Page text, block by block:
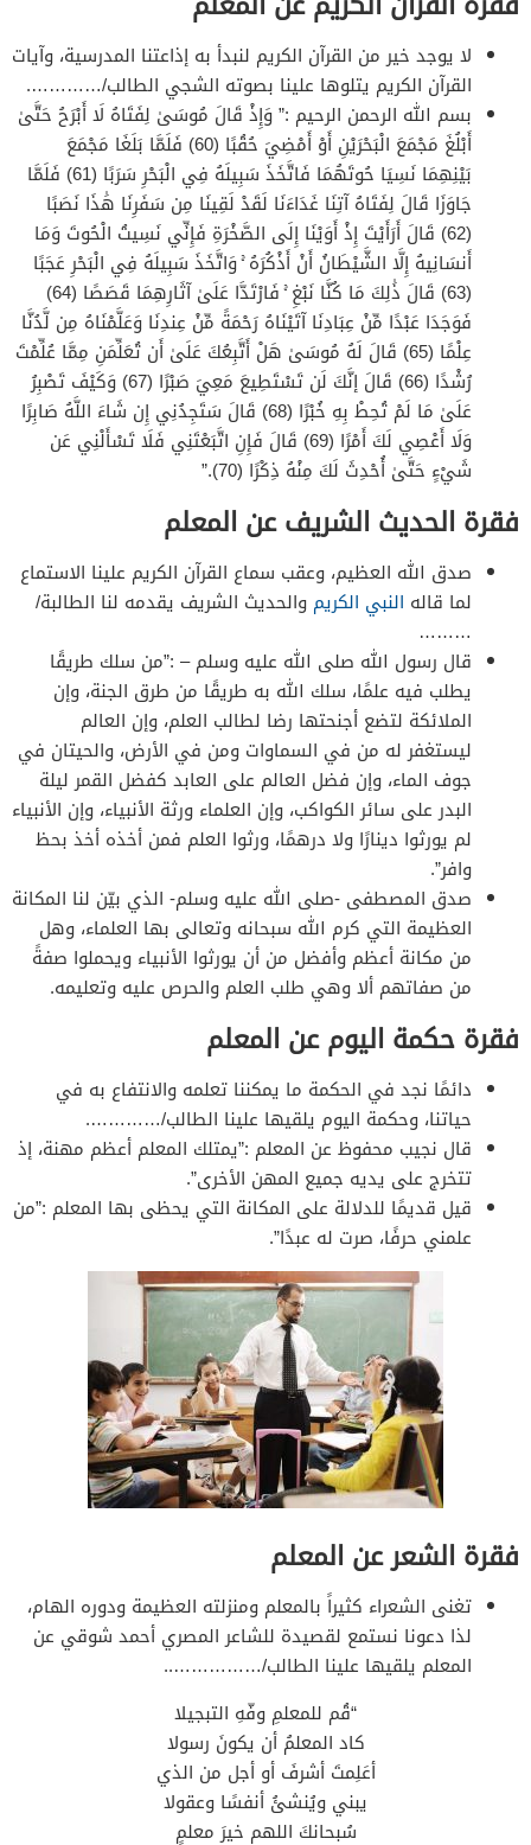
لا يوجد خير من القرآن الكريم لنبدأ به إذاعتنا المدرسية، وآيات
القرآن الكريم يتلوها علينا بصوته الشجي الطالب/………….
بسم الله الرحمن الرحيم :” وَإِذْ قَالَ مُوسَىٰ لِفَتَاهُ لَا أَبْرَحُ حَتَّىٰ
أَبْلُغَ مَجْمَعَ الْبَحْرَيْنِ أَوْ أَمْضِيَ حُقُبًا (60) فَلَمَّا بَلَغَا مَجْمَعَ
بَيْنِهِمَا نَسِيَا حُوتَهُمَا فَاتَّخَذَ سَبِيلَهُ فِي الْبَحْرِ سَرَبًا (61) فَلَمَّا
جَاوَزَا قَالَ لِفَتَاهُ آتِنَا غَدَاءَنَا لَقَدْ لَقِينَا مِن سَفَرِنَا هَٰذَا نَصَبًا
(62) قَالَ أَرَأَيْتَ إِذْ أَوَيْنَا إِلَى الصَّخْرَةِ فَإِنِّي نَسِيتُ الْحُوتَ وَمَا
أَنسَانِيهُ إِلَّا الشَّيْطَانُ أَنْ أَذْكُرَهُ ۚ وَاتَّخَذَ سَبِيلَهُ فِي الْبَحْرِ عَجَبًا
(63) قَالَ ذَٰلِكَ مَا كُنَّا نَبْغِ ۚ فَارْتَدَّا عَلَىٰ آثَارِهِمَا قَصَصًا (64)
فَوَجَدَا عَبْدًا مِّنْ عِبَادِنَا آتَيْنَاهُ رَحْمَةً مِّنْ عِندِنَا وَعَلَّمْنَاهُ مِن لَّدُنَّا
عِلْمًا (65) قَالَ لَهُ مُوسَىٰ هَلْ أَتَّبِعُكَ عَلَىٰ أَن تُعَلِّمَنِ مِمَّا عُلِّمْتَ
رُشْدًا (66) قَالَ إنَّكَ لَن تَسْتَطِيعَ مَعِيَ صَبْرًا (67) وَكَيْفَ تَصْبِرُ
عَلَىٰ مَا لَمْ تُحِطْ بِهِ خُبْرًا (68) قَالَ سَتَجِدُنِي إِن شَاءَ اللَّهُ صَابِرًا
وَلَا أَعْصِي لَكَ أَمْرًا (69) قَالَ فَإِنِ اتَّبَعْتَنِي فَلَا تَسْأَلْنِي عَن
شَيْءٍ حَتَّىٰ أُحْدِثَ لَكَ مِنْهُ ذِكْرًا (70).”
فقرة الحديث الشريف عن المعلم
صدق الله العظيم، وعقب سماع القرآن الكريم علينا الاستماع
لما قاله النبي الكريم والحديث الشريف يقدمه لنا الطالبة/
………
قال رسول الله صلى الله عليه وسلم – :”من سلك طريقًا
يطلب فيه علمًا، سلك الله به طريقًا من طرق الجنة، وإن
الملائكة لتضع أجنحتها رضا لطالب العلم، وإن العالم
ليستغفر له من في السماوات ومن في الأرض، والحيتان في
جوف الماء، وإن فضل العالم على العابد كفضل القمر ليلة
البدر على سائر الكواكب، وإن العلماء ورثة الأنبياء، وإن الأنبياء
لم يورثوا دينارًا ولا درهمًا، ورثوا العلم فمن أخذه أخذ بحظ
وافر”.
صدق المصطفى -صلى الله عليه وسلم- الذي بيّن لنا المكانة
العظيمة التي كرم الله سبحانه وتعالى بها العلماء، وهل
من مكانة أعظم وأفضل من أن يورثوا الأنبياء ويحملوا صفةً
من صفاتهم ألا وهي طلب العلم والحرص عليه وتعليمه.
فقرة حكمة اليوم عن المعلم
دائمًا نجد في الحكمة ما يمكننا تعلمه والانتفاع به في
حياتنا، وحكمة اليوم يلقيها علينا الطالب/………….
قال نجيب محفوظ عن المعلم :”يمتلك المعلم أعظم مهنة، إذ
تتخرج على يديه جميع المهن الأخرى”.
قيل قديمًا للدلالة على المكانة التي يحظى بها المعلم :”من
علمني حرفًا، صرت له عبدًا”.
فقرة الشعر عن المعلم
تغنى الشعراء كثيراً بالمعلم ومنزلته العظيمة ودوره الهام،
لذا دعونا نستمع لقصيدة للشاعر المصري أحمد شوقي عن
المعلم يلقيها علينا الطالب/……………..
“قُم للمعلمِ وفّهِ التبجيلا
كاد المعلمُ أن يكونَ رسولا
أعَلِمتَ أشرفَ أو أجل من الذي
يبني ويُنشئُ أنفسًا وعقولا
سُبحانكَ اللهم خيرَ معلمٍ